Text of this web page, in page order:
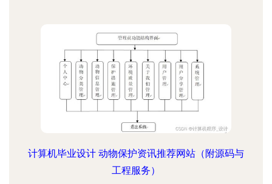
计算机毕业设计 动物保护资讯推荐网站（附源码与
工程服务）